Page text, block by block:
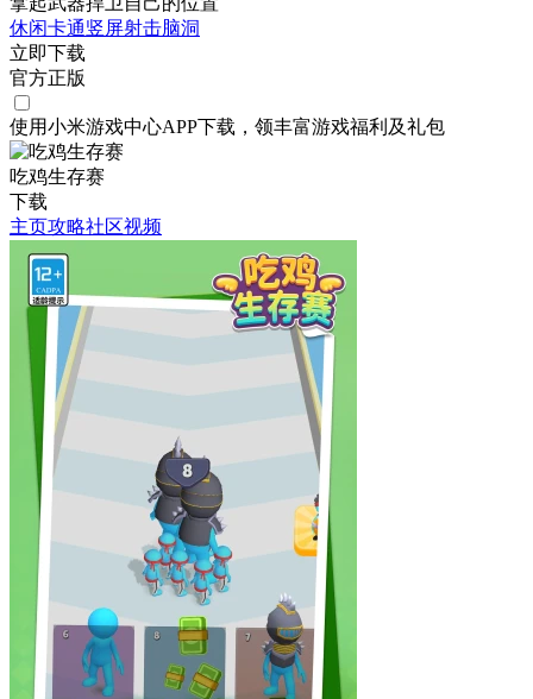
休闲卡通竖屏射击脑洞
立即下载
官方正版
使用小米游戏中心APP下载 ，领丰富游戏福利 及礼包
吃鸡生存赛
下载
主页攻略社区视频